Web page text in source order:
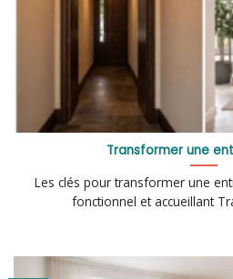
Transformer une
Les clés pour transformer une
fonctionnel et accueillant